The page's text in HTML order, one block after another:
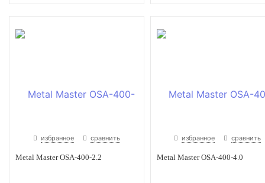
избранное сравнить
Metal Master OSA-400-2.2
избранное сравнить
Metal Master OSA-400-4.0